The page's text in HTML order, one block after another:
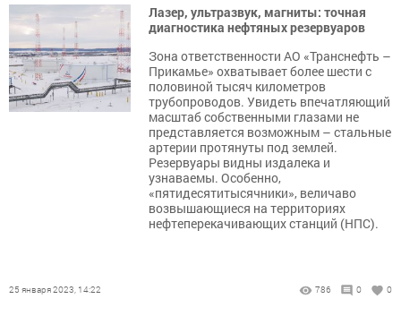
Лазер, ультразвук, магниты: точная
диагностика нефтяных резервуаров
Зона ответственности АО «Транснефть –
Прикамье» охватывает более шести с
половиной тысяч километров
трубопроводов. Увидеть впечатляющий
масштаб собственными глазами не
представляется возможным – стальные
артерии протянуты под землей.
Резервуары видны издалека и
узнаваемы. Особенно,
«пятидесятитысячники», величаво
возвышающиеся на территориях
нефтеперекачивающих станций (НПС).
25 января 2023, 14:22 786 0 0